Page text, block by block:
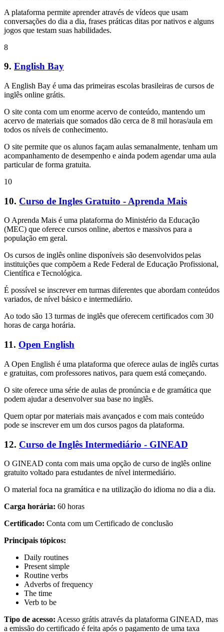
A plataforma permite aprender através de vídeos que usam
conversações do dia a dia, frases práticas ditas por nativos e alguns
jogos que testam suas habilidades.
8
9. English Bay
A English Bay é uma das primeiras escolas brasileiras de cursos de
inglês online grátis.
O site conta com um enorme acervo de conteúdo, mantendo um
acervo de materiais que somados dão cerca de 8 mil horas/aula em
todos os níveis de conhecimento.
O site permite que os alunos façam aulas semanalmente, tenham um
acompanhamento de desempenho e ainda podem agendar uma aula
particular de forma gratuita.
10
10. Curso de Ingles Gratuito - Aprenda Mais
O Aprenda Mais é uma plataforma do Ministério da Educação
(MEC) que oferece cursos online, abertos e massivos para a
população em geral.
Os cursos de inglês online disponíveis são desenvolvidos pelas
instituições que compõem a Rede Federal de Educação Profissional,
Científica e Tecnológica.
É possível se inscrever em turmas diferentes que abordam conteúdos
variados, de nível básico e intermediário.
Ao todo são 13 turmas de inglês que oferecem certificados com 30
horas de carga horária.
11. Open English
A Open English é uma plataforma que oferece aulas de inglês curtas
e gratuitas, com professores nativos, para quem está começando.
O site oferece uma série de aulas de pronúncia e de gramática que
podem ajudar a desenvolver sua base no inglês.
Quem optar por materiais mais avançados e com mais conteúdo
pode se inscrever em um dos cursos pagos da plataforma.
12. Curso de Inglês Intermediário - GINEAD
O GINEAD conta com mais uma opção de curso de inglês online
gratuito voltado para estudantes de nível intermediário.
O material foca na gramática e na utilização do idioma no dia a dia.
Carga horária: 60 horas
Certificado: Conta com um Certificado de conclusão
Principais tópicos:
Daily routines
Present simple
Routine verbs
Adverbs of frequency
The time
Verb to be
Tipo de acesso: Acesso grátis através da plataforma GINEAD, mas
a emissão do certificado é feita após o pagamento de uma taxa